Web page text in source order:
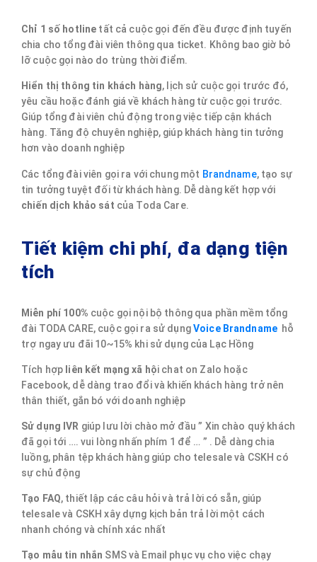
Chỉ 1 số hotline tất cả cuộc gọi đến đều được định tuyến
chia cho tổng đài viên thông qua ticket. Không bao giờ bỏ
lỡ cuộc gọi nào do trùng thời điểm.
Hiển thị thông tin khách hàng, lịch sử cuộc gọi trước đó,
yêu cầu hoặc đánh giá về khách hàng từ cuộc gọi trước.
Giúp tổng đài viên chủ động trong việc tiếp cận khách
hàng. Tăng độ chuyên nghiệp, giúp khách hàng tin tưởng
hơn vào doanh nghiệp
Các tổng đài viên gọi ra với chung một Brandname, tạo sự
tin tưởng tuyệt đối từ khách hàng. Dễ dàng kết hợp với
chiến dịch khảo sát của Toda Care.
Tiết kiệm chi phí, đa dạng tiện
tích
Miễn phí 100% cuộc gọi nội bộ thông qua phần mềm tổng
đài TODA CARE, cuộc gọi ra sử dụngVoice Brandname hỗ
trợ ngay ưu đãi 10~15% khi sử dụng của Lạc Hồng
Tích hợp liên kết mạng xã hội chat on Zalo hoặc
Facebook, dễ dàng trao đổi và khiến khách hàng trở nên
thân thiết, gắn bó với doanh nghiệp
Sử dụng IVR giúp lưu lời chào mở đầu ” Xin chào quý khách
đã gọi tới …. vui lòng nhấn phím 1 để … ” . Dễ dàng chia
luồng, phân tệp khách hàng giúp cho telesale và CSKH có
sự chủ động
Tạo FAQ, thiết lập các câu hỏi và trả lời có sẵn, giúp
telesale và CSKH xây dựng kịch bản trả lời một cách
nhanh chóng và chính xác nhất
Tạo mẫu tin nhắn SMS và Email phục vụ cho việc chạy